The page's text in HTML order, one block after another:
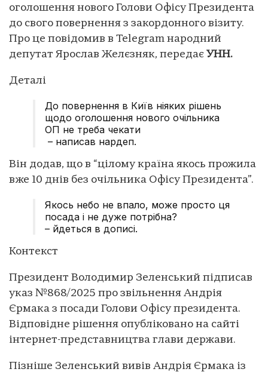
оголошення нового Голови Офісу Президента
до свого повернення з закордонного візиту.
Про це повідомив в Telegram народний
депутат Ярослав Желєзняк, передає УНН.
Деталі
До повернення в Київ ніяких рішень
щодо оголошення нового очільника
ОП не треба чекати
– написав нардеп.
Він додав, що в “цілому країна якось прожила
вже 10 днів без очільника Офісу Президента”.
Якось небо не впало, може просто ця
посада і не дуже потрібна?
– йдеться в дописі.
Контекст
Президент Володимир Зеленський підписав
указ №868/2025 про звільнення Андрія
Єрмака з посади Голови Офісу президента.
Відповідне рішення опубліковано на сайті
інтернет-представництва глави держави.
Пізніше Зеленський вивів Андрія Єрмака із